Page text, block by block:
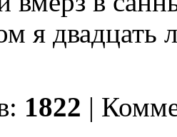
я двадцать
1822 |